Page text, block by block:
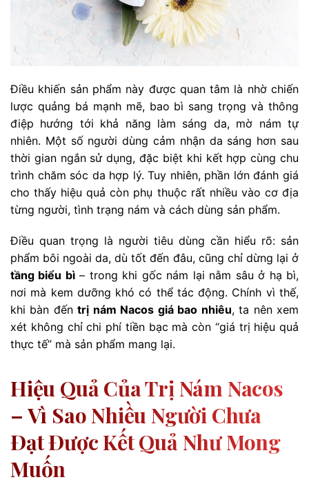
Điều khiến sản phẩm này được quan tâm là nhờ chiến
lược quảng bá mạnh mẽ, bao bì sang trọng và thông
điệp hướng tới khả năng làm sáng da, mờ nám tự
nhiên. Một số người dùng cảm nhận da sáng hơn sau
thời gian ngắn sử dụng, đặc biệt khi kết hợp cùng chu
trình chăm sóc da hợp lý. Tuy nhiên, phần lớn đánh giá
cho thấy hiệu quả còn phụ thuộc rất nhiều vào cơ địa
từng người, tình trạng nám và cách dùng sản phẩm.
Điều quan trọng là người tiêu dùng cần hiểu rõ: sản
phẩm bôi ngoài da, dù tốt đến đâu, cũng chỉ dừng lại ở
tầng biểu bì– trong khi gốc nám lại nằm sâu ở hạ bì,
nơi mà kem dưỡng khó có thể tác động. Chính vì thế,
khi bàn đếntrị nám Nacos giá bao nhiêu, ta nên xem
xét không chỉ chi phí tiền bạc mà còn “giá trị hiệu quả
thực tế” mà sản phẩm mang lại.
Hiệu Quả Của Trị Nám Nacos
– Vì Sao Nhiều Người Chưa
Đạt Được Kết Quả Như Mong
Muốn